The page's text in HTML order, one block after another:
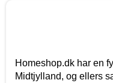
Homeshop.dk har en
Midtjylland, og ellers